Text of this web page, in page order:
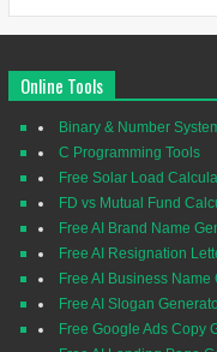
Online Tools
Binary & Number
C Programming Tools
Free Solar Load
FD vs Mutual Fund
Free AI Brand Name
Free AI Resignation
Free AI Business Name
Free AI Slogan
Free Google Ads Copy